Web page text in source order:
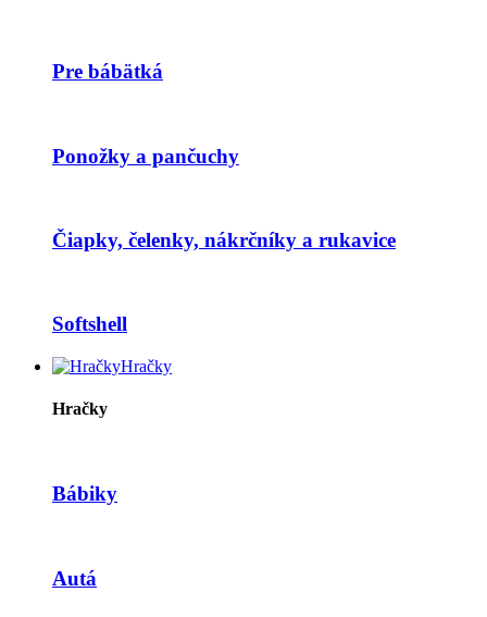
Pre bábätká
Ponožky a pančuchy
Čiapky, čelenky, nákrčníky a rukavice
Softshell
Hračky
Hračky
Bábiky
Autá